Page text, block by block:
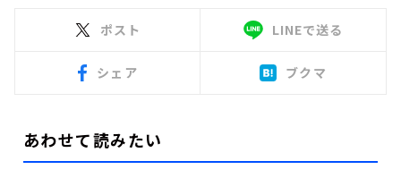
ポスト LINEで送る
シェア ブクマ
あわせて読みたい